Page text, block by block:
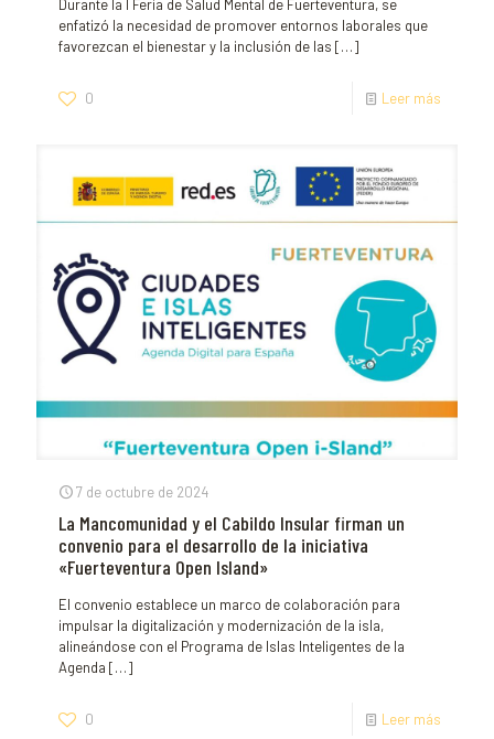
Durante la I Feria de Salud Mental de Fuerteventura, se
enfatizó la necesidad de promover entornos laborales que
favorezcan el bienestar y la inclusión de las […]
0 Leer más
7 de octubre de 2024
La Mancomunidad y el Cabildo Insular firman un
convenio para el desarrollo de la iniciativa
«Fuerteventura Open Island»
El convenio establece un marco de colaboración para
impulsar la digitalización y modernización de la isla,
alineándose con el Programa de Islas Inteligentes de la
Agenda […]
0 Leer más